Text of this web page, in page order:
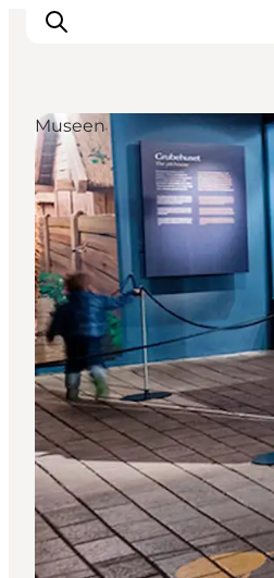
Sehen und erleben
Veranstaltungen
Städte und Regionen
Reiseplanung
Transport
Museen